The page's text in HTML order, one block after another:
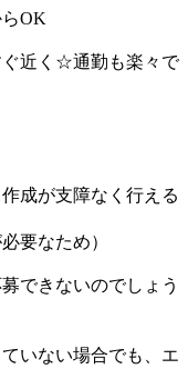
OK
ぐ近く☆通勤も楽々で
成が支障なく行える
要なため）
できないのでしょう
いない場合でも、エ